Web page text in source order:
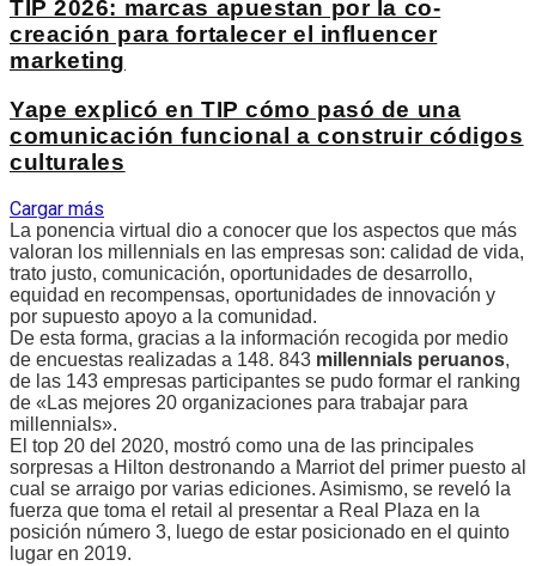
TIP 2026: marcas apuestan por la co-
creación para fortalecer el influencer
marketing
Yape explicó en TIP cómo pasó de una
comunicación funcional a construir códigos
culturales
Cargar más
La ponencia virtual dio a conocer que los aspectos que más
valoran los millennials en las empresas son: calidad de vida,
trato justo, comunicación, oportunidades de desarrollo,
equidad en recompensas, oportunidades de innovación y
por supuesto apoyo a la comunidad.
De esta forma, gracias a la información recogida por medio
de encuestas realizadas a 148. 843 millennials peruanos,
de las 143 empresas participantes se pudo formar el ranking
de «Las mejores 20 organizaciones para trabajar para
millennials».
El top 20 del 2020, mostró como una de las principales
sorpresas a Hilton destronando a Marriot del primer puesto al
cual se arraigo por varias ediciones. Asimismo, se reveló la
fuerza que toma el retail al presentar a Real Plaza en la
posición número 3, luego de estar posicionado en el quinto
lugar en 2019.